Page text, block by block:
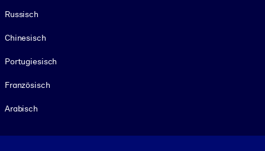
Russisch
Chinesisch
Portugiesisch
Französisch
Arabisch